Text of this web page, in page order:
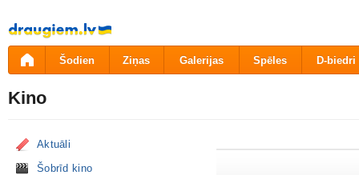
Pāriet
uz
saturu
Šodien Ziņas Galerijas Spēles D-biedri
Kino
Aktuāli
Šobrīd kino